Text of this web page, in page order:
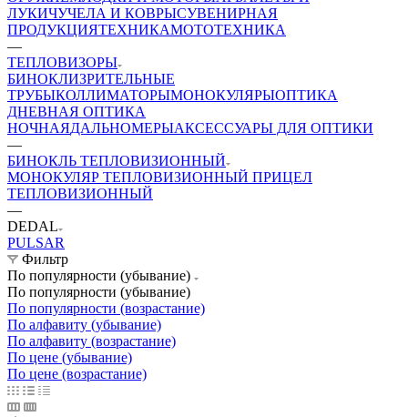
ЛУКИЧУЧЕЛА И КОВРЫСУВЕНИРНАЯ
ПРОДУКЦИЯТЕХНИКАМОТОТЕХНИКА
—
ТЕПЛОВИЗОРЫ
БИНОКЛИЗРИТЕЛЬНЫЕ
ТРУБЫКОЛЛИМАТОРЫМОНОКУЛЯРЫОПТИКА
ДНЕВНАЯ ОПТИКА
НОЧНАЯДАЛЬНОМЕРЫАКСЕССУАРЫ ДЛЯ ОПТИКИ
—
БИНОКЛЬ ТЕПЛОВИЗИОННЫЙ
МОНОКУЛЯР ТЕПЛОВИЗИОННЫЙ ПРИЦЕЛ
ТЕПЛОВИЗИОННЫЙ
—
DEDAL
PULSAR
Фильтр
По популярности (убывание)
По популярности (убывание)
По популярности (возрастание)
По алфавиту (убывание)
По алфавиту (возрастание)
По цене (убывание)
По цене (возрастание)